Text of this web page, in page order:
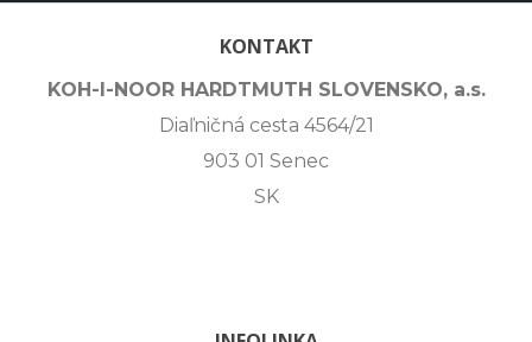
KONTAKT
KOH-I-NOOR HARDTMUTH SLOVENSKO, a.s.
Diaľničná cesta 4564/21
903 01 Senec
SK